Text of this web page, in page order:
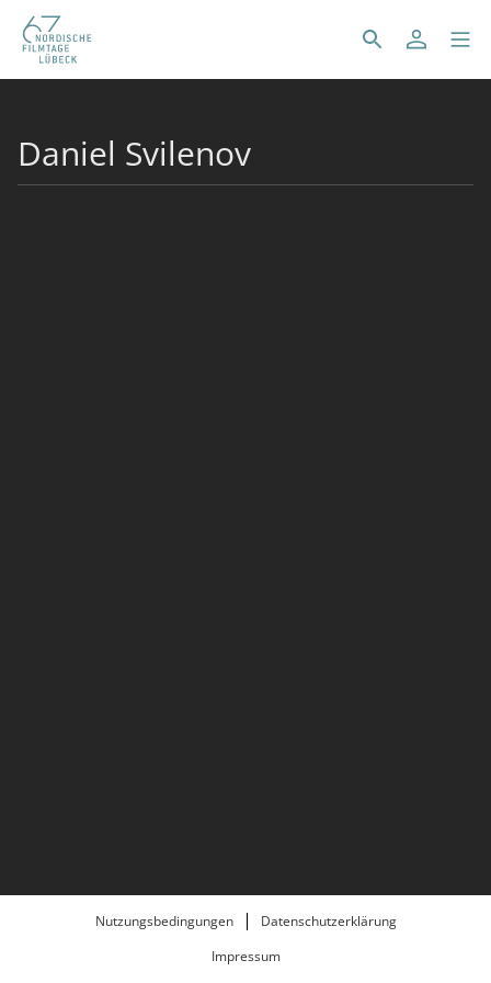
Daniel Svilenov
Nutzungsbedingungen
Datenschutzerklärung
Impressum